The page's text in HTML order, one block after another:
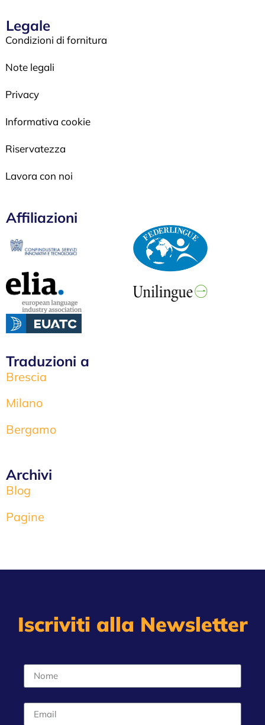
Legale
Condizioni di fornitura
Note legali
Privacy
Informativa cookie
Riservatezza
Lavora con noi
Affiliazioni
Traduzioni a
Brescia
Milano
Bergamo
Archivi
Blog
Pagine
Iscriviti alla Newsletter